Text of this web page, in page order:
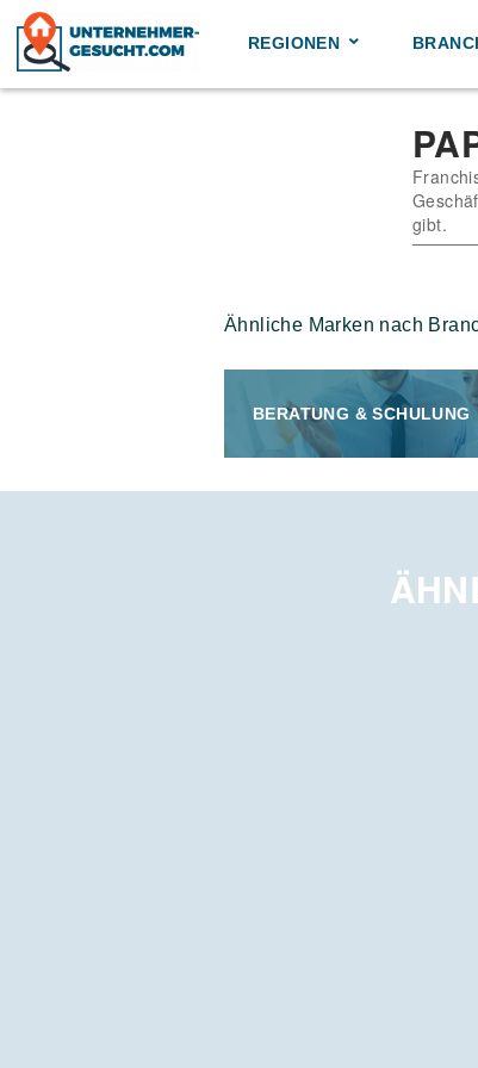
Skip
content
REGIONEN
gibt.
Ähnliche Marken nach
BERATUNG & SCHULUNG